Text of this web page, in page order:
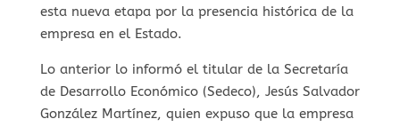
esta nueva etapa por la presencia histórica de la
empresa en el Estado.
Lo anterior lo informó el titular de la Secretaría
de Desarrollo Económico (Sedeco), Jesús Salvador
González Martínez, quien expuso que la empresa